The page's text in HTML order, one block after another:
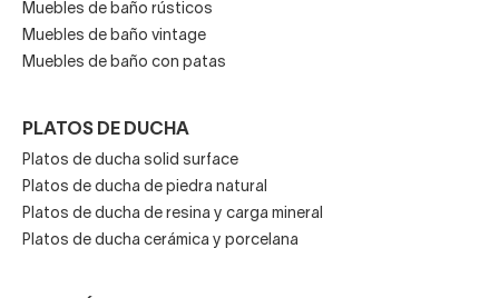
Muebles de baño rústicos
Muebles de baño vintage
Muebles de baño con patas
PLATOS DE DUCHA
Platos de ducha solid surface
Platos de ducha de piedra natural
Platos de ducha de resina y carga mineral
Platos de ducha cerámica y porcelana